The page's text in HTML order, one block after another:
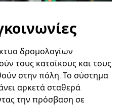
δρομολογίων
τους κατοίκους και τους
στην πόλη. Το σύστημα
αρκετά σταθερά
την πρόσβαση σε